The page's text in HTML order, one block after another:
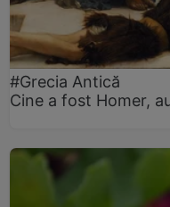
#Grecia Antică
Cine a fost Homer,